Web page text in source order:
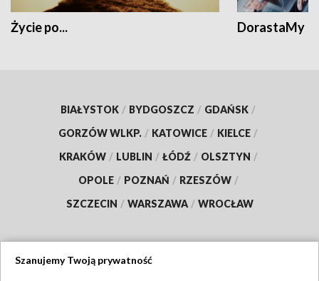
Życie po... DorastaMy
BIAŁYSTOK / BYDGOSZCZ / GDAŃSK /
GORZÓW WLKP. / KATOWICE / KIELCE /
KRAKÓW / LUBLIN / ŁÓDŹ / OLSZTYN /
OPOLE / POZNAŃ / RZESZÓW /
SZCZECIN / WARSZAWA / WROCŁAW
Szanujemy Twoją prywatność